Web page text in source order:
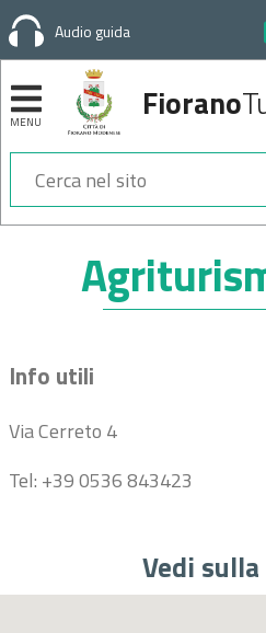
Audio guida
MENU Fiorano
Info utili
Via Cerreto 4
Tel: +39 0536 843423
Vedi